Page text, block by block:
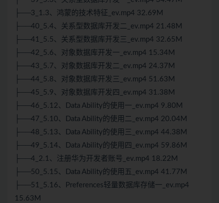
├──3_1.3、鸿蒙的技术特征_ev.mp4 32.69M
├──40_5.4、关系型数据库开发二_ev.mp4 21.48M
├──41_5.5、关系型数据库开发三_ev.mp4 32.65M
├──42_5.6、对象数据库开发一_ev.mp4 15.34M
├──43_5.7、对象数据库开发二_ev.mp4 24.37M
├──44_5.8、对象数据库开发三_ev.mp4 51.63M
├──45_5.9、对象数据库开发四_ev.mp4 31.38M
├──46_5.12、Data Ability的使用一_ev.mp4 9.80M
├──47_5.10、Data Ability的使用二_ev.mp4 20.04M
├──48_5.13、Data Ability的使用三_ev.mp4 44.38M
├──49_5.14、Data Ability的使用四_ev.mp4 59.86M
├──4_2.1、注册华为开发者账号_ev.mp4 18.22M
├──50_5.15、Data Ability的使用五_ev.mp4 41.77M
├──51_5.16、Preferences轻量数据库存储一_ev.mp4
15.63M